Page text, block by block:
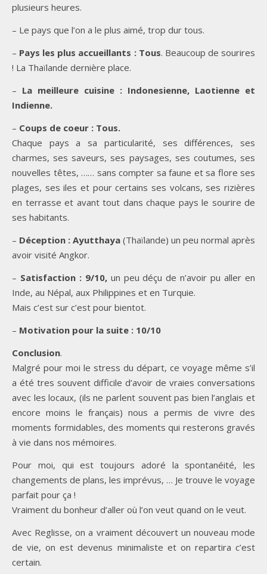
plusieurs heures.
– Le pays que l’on a le plus aimé, trop dur tous.
– Pays les plus accueillants : Tous. Beaucoup de sourires
! La Thaïlande dernière place.
– La meilleure cuisine : Indonesienne, Laotienne et
Indienne.
– Coups de coeur : Tous.
Chaque pays a sa particularité, ses différences, ses
charmes, ses saveurs, ses paysages, ses coutumes, ses
nouvelles têtes, …… sans compter sa faune et sa flore ses
plages, ses iles et pour certains ses volcans, ses rizières
en terrasse et avant tout dans chaque pays le sourire de
ses habitants.
– Déception : Ayutthaya (Thaïlande) un peu normal après
avoir visité Angkor.
– Satisfaction : 9/10,un peu déçu de n’avoir pu aller en
Inde, au Népal, aux Philippines et en Turquie.
Mais c’est sur c’est pour bientot.
– Motivation pour la suite : 10/10
Conclusion.
Malgré pour moi le stress du départ, ce voyage même s’il
a été tres souvent difficile d’avoir de vraies conversations
avec les locaux, (ils ne parlent souvent pas bien l’anglais et
encore moins le français) nous a permis de vivre des
moments formidables, des moments qui resterons gravés
à vie dans nos mémoires.
Pour moi, qui est toujours adoré la spontanéité, les
changements de plans, les imprévus, … Je trouve le voyage
parfait pour ça !
Vraiment du bonheur d’aller où l’on veut quand on le veut.
Avec Reglisse, on a vraiment découvert un nouveau mode
de vie, on est devenus minimaliste et on repartira c’est
certain.